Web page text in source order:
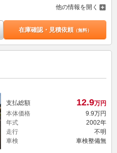
他の情報を開く
在庫確認・見積依頼（無料）
支払総額 12.9万円
本体価格
9. 9万円
年式
2002年
走行
不明
車検
車検整備無